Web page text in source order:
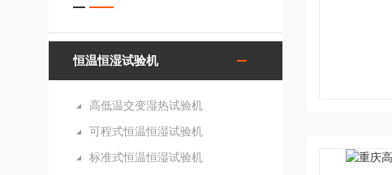
恒温恒湿试验机
高低温交变湿热试验机
可程式恒温恒湿试验机
标准式恒温恒湿试验机